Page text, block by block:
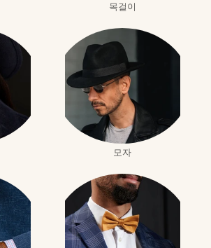
목걸이
모자